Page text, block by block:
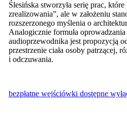
Ślesińska stworzyła serię prac,
zrealizowania”, ale w założeniu
rozszerzonego myślenia o
Analogicznie formuła
audioprzewodnika jest propozycją
przestrzenie ciała osoby patrzącej,
i odczuwania.
bezpłatne wejściówki dostępne